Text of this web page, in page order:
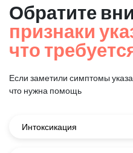
Обратите
признаки
что
Если заметили симптомы
что нужна помощь
Интоксикация